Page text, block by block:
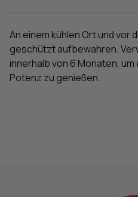
An einem kühlen Ort und
geschützt aufbewahren.
innerhalb von 6 Monaten,
Potenz zu genießen.